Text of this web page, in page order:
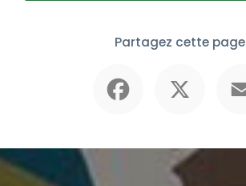
Partagez cette page